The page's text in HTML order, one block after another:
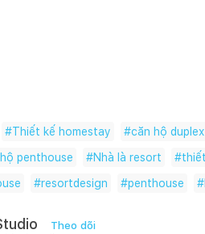
#Thiết kế homestay #căn hộ duplex
penthouse #Nhà là resort #
#resortdesign #penthouse #
Theo dõi